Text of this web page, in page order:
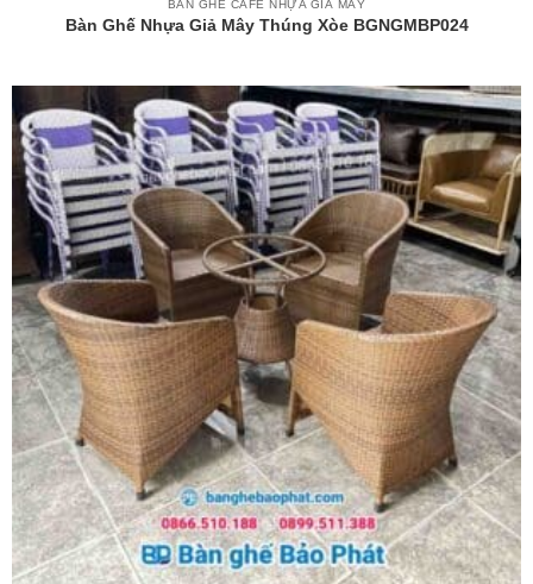
BÀN GHẾ CAFE NHỰA GIẢ MÂY
Bàn Ghế Nhựa Giả Mây Thúng Xòe BGNGMBP024